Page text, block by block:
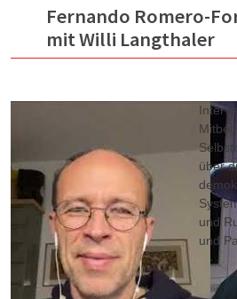
Fernando Romero-
mit Willi Langthaler
über
und
und